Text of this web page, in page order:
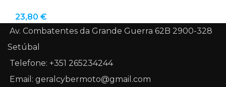
23,80 €
Av. Combatentes da Grande Guerra 62B 2900-328
Setúbal
Telefone: +351 265234244
Email: geralcybermoto@gmail.com